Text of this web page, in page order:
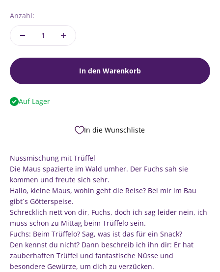
Anzahl:
In den Warenkorb
Auf Lager
In die Wunschliste
Nussmischung mit Trüffel
Die Maus spazierte im Wald umher. Der Fuchs sah sie
kommen und freute sich sehr.
Hallo, kleine Maus, wohin geht die Reise? Bei mir im Bau
gibt`s Götterspeise.
Schrecklich nett von dir, Fuchs, doch ich sag leider nein, ich
muss schon zu Mittag beim Trüffelo sein.
Fuchs: Beim Trüffelo? Sag, was ist das für ein Snack?
Den kennst du nicht? Dann beschreib ich ihn dir: Er hat
zauberhaften Trüffel und fantastische Nüsse und
besondere Gewürze, um dich zu verzücken.